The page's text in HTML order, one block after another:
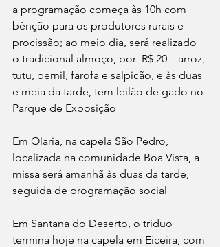
a programação começa às 10h com
bênção para os produtores rurais e
procissão; ao meio dia, será realizado
o tradicional almoço, por  R$ 20 – arroz,
tutu, pernil, farofa e salpicão, e às duas
e meia da tarde, tem leilão de gado no
Parque de Exposição
Em Olaria, na capela São Pedro,
localizada na comunidade Boa Vista, a
missa será amanhã às duas da tarde,
seguida de programação social
Em Santana do Deserto, o tríduo
termina hoje na capela em Eiceira, com